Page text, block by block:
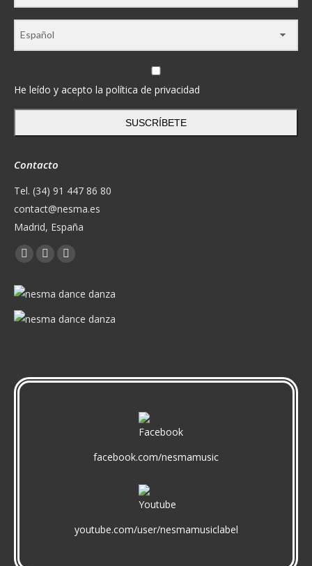
He leído y acepto la política de privacidad
SUSCRÍBETE
Contacto
Tel. (34) 91 447 86 80
contact@nesma.es
Madrid, España
Encuéntranos en:
Facebook
opens
in
X
opens
in
YouTube
opens
in
facebook.com/nesmamusic
youtube.com/user/nesmamusiclabel